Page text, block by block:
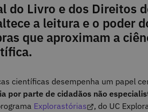
do Livro e dos Direitos
a leitura e o poder
que aproximam a
científicas desempenha um papel
por parte de cidadãos não
Explorastórias
, do UC